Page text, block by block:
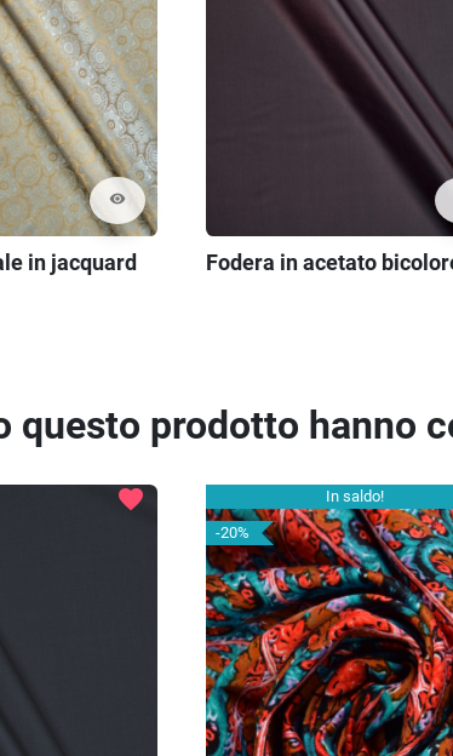
visibility
in jacquard Fodera in acetato
questo prodotto hanno
favorite
In saldo!
-20%